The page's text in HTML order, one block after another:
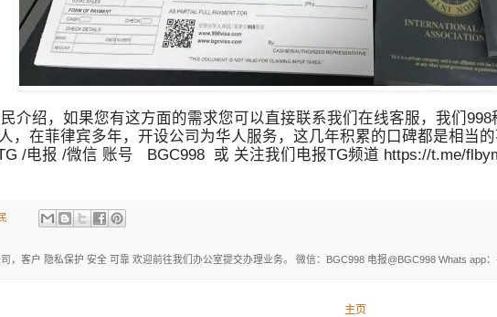
介绍，如果您有这方面的需求您可以直接联系我们在线客服，我们
，在菲律宾多年，开设公司为华人服务，这几年积累的口碑都是相当
/电报 /微信 账号 BGC998 或 关注我们电报TG频道 https://t.me/
，客户 隐私保护 安全 可靠 欢迎前往我们办公室提交办理业务。 微信：BGC998 电报@BGC998 Whats app
主页